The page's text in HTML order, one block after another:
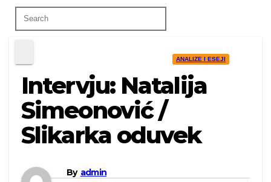
ANALIZE I ESEJI
Intervju: Natalija
Simeonović /
Slikarka oduvek
By admin